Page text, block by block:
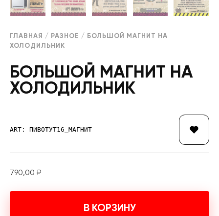
ГЛАВНАЯ / РАЗНОЕ / БОЛЬШОЙ МАГНИТ НА
ХОЛОДИЛЬНИК
БОЛЬШОЙ МАГНИТ НА
ХОЛОДИЛЬНИК
ART: ПИВОТУТ16_МАГНИТ
790,00 ₽
В КОРЗИНУ